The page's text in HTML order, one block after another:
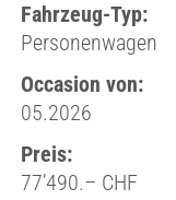
Fahrzeug-Typ:
Personenwagen
Occasion von:
05.2026
Preis:
77’490.– CHF